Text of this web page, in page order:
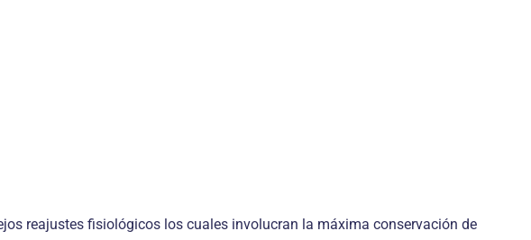
reajustes fisiológicos los cuales involucran la máxima conservación de